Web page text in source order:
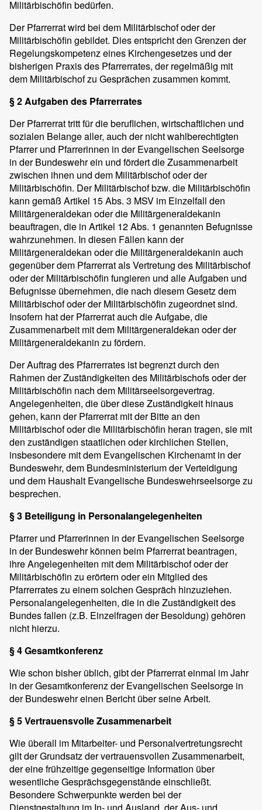
Militärbischöfin bedürfen.
Der Pfarrerrat wird bei dem Militärbischof oder der
Militärbischöfin gebildet. Dies entspricht den Grenzen der
Regelungskompetenz eines Kirchengesetzes und der
bisherigen Praxis des Pfarrerrates, der regelmäßig mit
dem Militärbischof zu Gesprächen zusammen kommt.
§ 2 Aufgaben des Pfarrerrates
Der Pfarrerrat tritt für die beruflichen, wirtschaftlichen und
sozialen Belange aller, auch der nicht wahlberechtigten
Pfarrer und Pfarrerinnen in der Evangelischen Seelsorge
in der Bundeswehr ein und fördert die Zusammenarbeit
zwischen ihnen und dem Militärbischof oder der
Militärbischöfin. Der Militärbischof bzw. die Militärbischöfin
kann gemäß Artikel 15 Abs. 3 MSV im Einzelfall den
Militärgeneraldekan oder die Militärgeneraldekanin
beauftragen, die in Artikel 12 Abs. 1 genannten Befugnisse
wahrzunehmen. In diesen Fällen kann der
Militärgeneraldekan oder die Militärgeneraldekanin auch
gegenüber dem Pfarrerrat als Vertretung des Militärbischof
oder der Militärbischöfin fungieren und alle Aufgaben und
Befugnisse übernehmen, die nach diesem Gesetz dem
Militärbischof oder der Militärbischöfin zugeordnet sind.
Insofern hat der Pfarrerrat auch die Aufgabe, die
Zusammenarbeit mit dem Militärgeneraldekan oder der
Militärgeneraldekanin zu fördern.
Der Auftrag des Pfarrerrates ist begrenzt durch den
Rahmen der Zuständigkeiten des Militärbischofs oder der
Militärbischöfin nach dem Militärseelsorgevertrag.
Angelegenheiten, die über diese Zuständigkeit hinaus
gehen, kann der Pfarrerrat mit der Bitte an den
Militärbischof oder die Militärbischöfin heran tragen, sie mit
den zuständigen staatlichen oder kirchlichen Stellen,
insbesondere mit dem Evangelischen Kirchenamt in der
Bundeswehr, dem Bundesministerium der Verteidigung
und dem Haushalt Evangelische Bundeswehrseelsorge zu
besprechen.
§ 3 Beteiligung in Personalangelegenheiten
Pfarrer und Pfarrerinnen in der Evangelischen Seelsorge
in der Bundeswehr können beim Pfarrerrat beantragen,
ihre Angelegenheiten mit dem Militärbischof oder der
Militärbischöfin zu erörtern oder ein Mitglied des
Pfarrerrates zu einem solchen Gespräch hinzuziehen.
Personalangelegenheiten, die in die Zuständigkeit des
Bundes fallen (z.B. Einzelfragen der Besoldung) gehören
nicht hierzu.
§ 4 Gesamtkonferenz
Wie schon bisher üblich, gibt der Pfarrerrat einmal im Jahr
in der Gesamtkonferenz der Evangelischen Seelsorge in
der Bundeswehr einen Bericht über seine Arbeit.
§ 5 Vertrauensvolle Zusammenarbeit
Wie überall im Mitarbeiter- und Personalvertretungsrecht
gilt der Grundsatz der vertrauensvollen Zusammenarbeit,
der eine frühzeitige gegenseitige Information über
wesentliche Gesprächsgegenstände einschließt.
Besondere Schwerpunkte werden bei der